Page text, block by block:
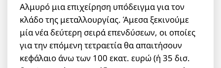
Αλμυρό μια επιχείρηση υπόδειγμα για τον
κλάδο της μεταλλουργίας. Άμεσα ξεκινούμε
μία νέα δεύτερη σειρά επενδύσεων, οι οποίες
για την επόμενη τετραετία θα απαιτήσουν
κεφάλαιο άνω των 100 εκατ. ευρώ (ή 35 δισ.